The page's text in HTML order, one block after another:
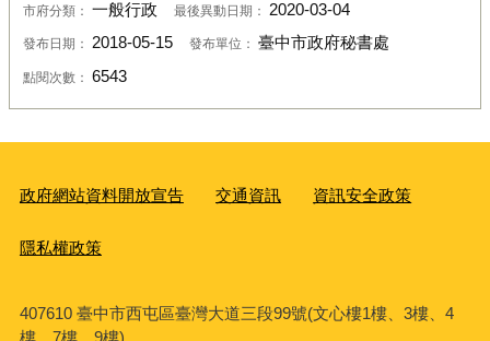
市府分類： 一般行政 最後異動日期： 2020-03-04
發布日期： 2018-05-15 發布單位： 臺中市政府秘書處
點閱次數： 6543
政府網站資料開放宣告 交通資訊 資訊安全政策
隱私權政策
407610 臺中市西屯區臺灣大道三段99號(文心樓1樓、3樓、4